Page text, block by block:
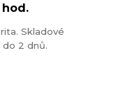
Skladové
do 2 dnů.